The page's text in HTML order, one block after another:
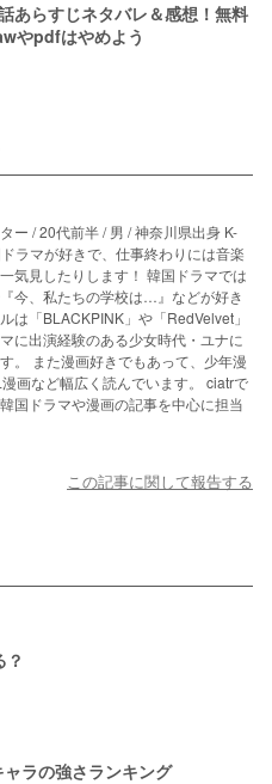
あらすじネタバレ＆感想！無料
やpdfはやめよう
ー / 20代前半 / 男 / 神奈川県出身 K-
ラマが好きで、仕事終わりには音楽
気見したりします！ 韓国ドラマでは
『今、私たちの学校は…』などが好き
は「BLACKPINK」や「RedVelvet」
に出演経験のある少女時代・ユナに
。 また漫画好きでもあって、少年漫
画など幅広く読んでいます。 ciatrで
国ドラマや漫画の記事を中心に担当
この記事に関して報告する
ラの強さランキング